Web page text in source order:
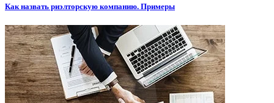
Как назвать риэлторскую компанию. Примеры